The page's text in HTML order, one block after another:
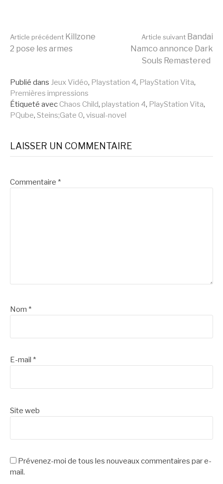
Lire
la
suite
Article précédent Killzone
2 pose les armes
Article suivant Bandai
Namco annonce Dark
Souls Remastered
Publié dans Jeux Vidéo, Playstation 4, PlayStation Vita,
Premières impressions
Étiqueté avec Chaos Child, playstation 4, PlayStation Vita,
PQube, Steins;Gate 0, visual-novel
LAISSER UN COMMENTAIRE
Commentaire *
Nom *
E-mail *
Site web
Prévenez-moi de tous les nouveaux commentaires par e-
mail.